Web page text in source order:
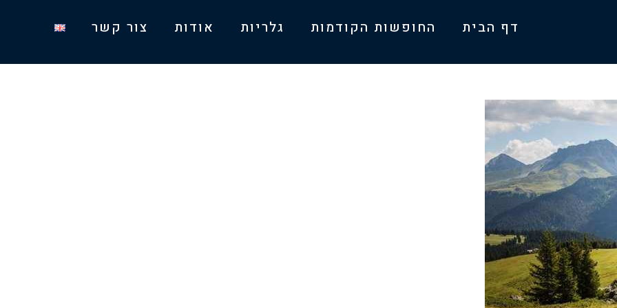
דף הבית החופשות הקודמות גלריות אודות צור קשר